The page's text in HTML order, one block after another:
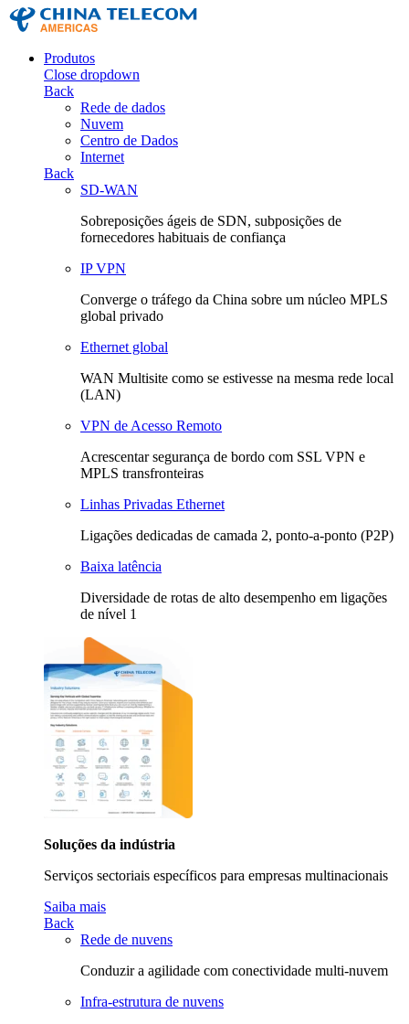
Produtos
Close dropdown
Back
Rede de dados
Nuvem
Centro de Dados
Internet
Back
SD-WAN
Sobreposições ágeis de SDN, subposições de
fornecedores habituais de confiança
IP VPN
Converge o tráfego da China sobre um núcleo MPLS
global privado
Ethernet global
WAN Multisite como se estivesse na mesma rede local
(LAN)
VPN de Acesso Remoto
Acrescentar segurança de bordo com SSL VPN e
MPLS transfronteiras
Linhas Privadas Ethernet
Ligações dedicadas de camada 2, ponto-a-ponto (P2P)
Baixa latência
Diversidade de rotas de alto desempenho em ligações
de nível 1
Soluções da indústria
Serviços sectoriais específicos para empresas multinacionais
Saiba mais
Back
Rede de nuvens
Conduzir a agilidade com conectividade multi-nuvem
Infra-estrutura de nuvens